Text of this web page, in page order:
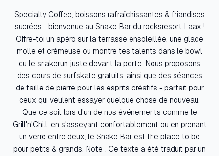
Specialty Coffee, boissons rafraîchissantes & friandises
sucrées - bienvenue au Snake Bar du rocksresort Laax !
Offre-toi un apéro sur la terrasse ensoleillée, une glace
molle et crémeuse ou montre tes talents dans le bowl
ou le snakerun juste devant la porte. Nous proposons
des cours de surfskate gratuits, ainsi que des séances
de taille de pierre pour les esprits créatifs - parfait pour
ceux qui veulent essayer quelque chose de nouveau.
Que ce soit lors d'un de nos événements comme le
Grill'n'Chill, en s'asseyant confortablement ou en prenant
un verre entre deux, le Snake Bar est the place to be
pour petits & grands. Note : Ce texte a été traduit par un